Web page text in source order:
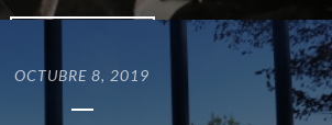
OCTUBRE 8, 2019